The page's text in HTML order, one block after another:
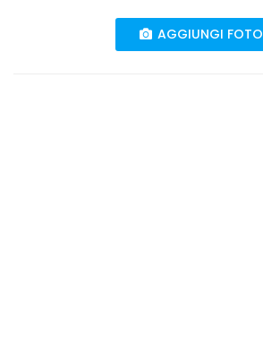
AGGIUNGI FOTO